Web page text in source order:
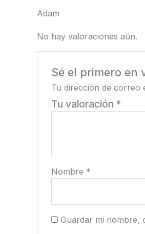
Adam
No hay valoraciones aún.
Sé el primero en
Tu dirección de correo
Tu valoración *
Nombre *
Guardar mi nombre,